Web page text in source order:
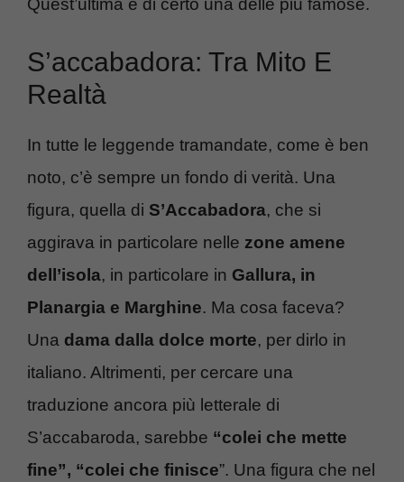
S’accabadora: Tra Mito E
Realtà
In tutte le leggende tramandate, come è ben
noto, c’è sempre un fondo di verità. Una
figura, quella di S’Accabadora, che si
aggirava in particolare nelle zone amene
dell’isola, in particolare in Gallura, in
Planargia e Marghine. Ma cosa faceva?
Una dama dalla dolce morte, per dirlo in
italiano. Altrimenti, per cercare una
traduzione ancora più letterale di
S’accabaroda, sarebbe “colei che mette
fine”, “colei che finisce”. Una figura che nel